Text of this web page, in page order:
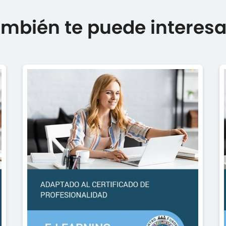
te puede